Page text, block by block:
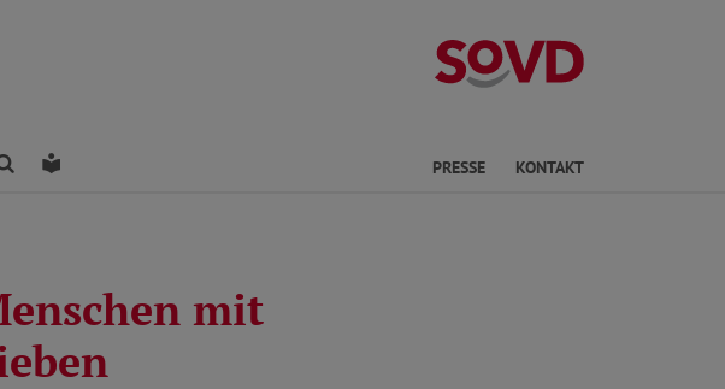
Kreisverband
FindenLeichte Sprache PRESSE KONTAKT
mit